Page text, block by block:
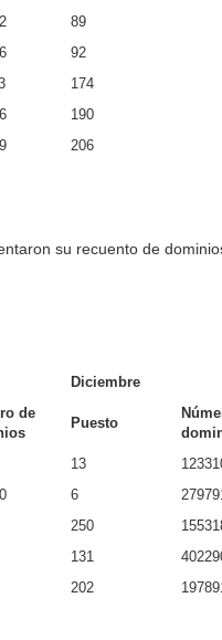
89
92
174
190
206
su recuento de
Diciembre
de
Puesto
13
6
250
131
202